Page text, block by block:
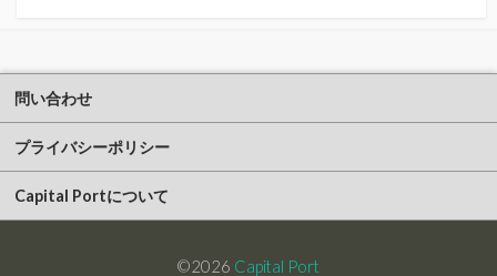
問い合わせ
プライバシーポリシー
Capital Portについて
©2026 Capital Port